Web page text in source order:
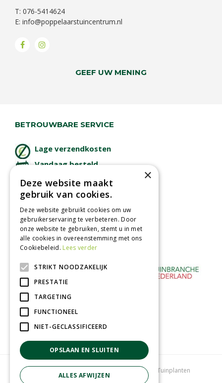
T: 076-5414624
E: info@poppelaarstuincentrum.nl
GEEF UW MENING
BETROUWBARE SERVICE
Lage verzendkosten
Vandaag besteld
Afhalen in tuincentrum
Betaal veilig
met iDeal - Wero
Kamerplanten Tuinplanten
×
Deze website maakt
gebruik van cookies.
Deze website gebruikt cookies om uw
gebruikerservaring te verbeteren. Door
onze website te gebruiken, stemt u in met
alle cookies in overeenstemming met ons
Cookiebeleid. Lees verder
STRIKT NOODZAKELIJK
PRESTATIE
TARGETING
FUNCTIONEEL
NIET-GECLASSIFICEERD
OPSLAAN EN SLUITEN
ALLES AFWIJZEN